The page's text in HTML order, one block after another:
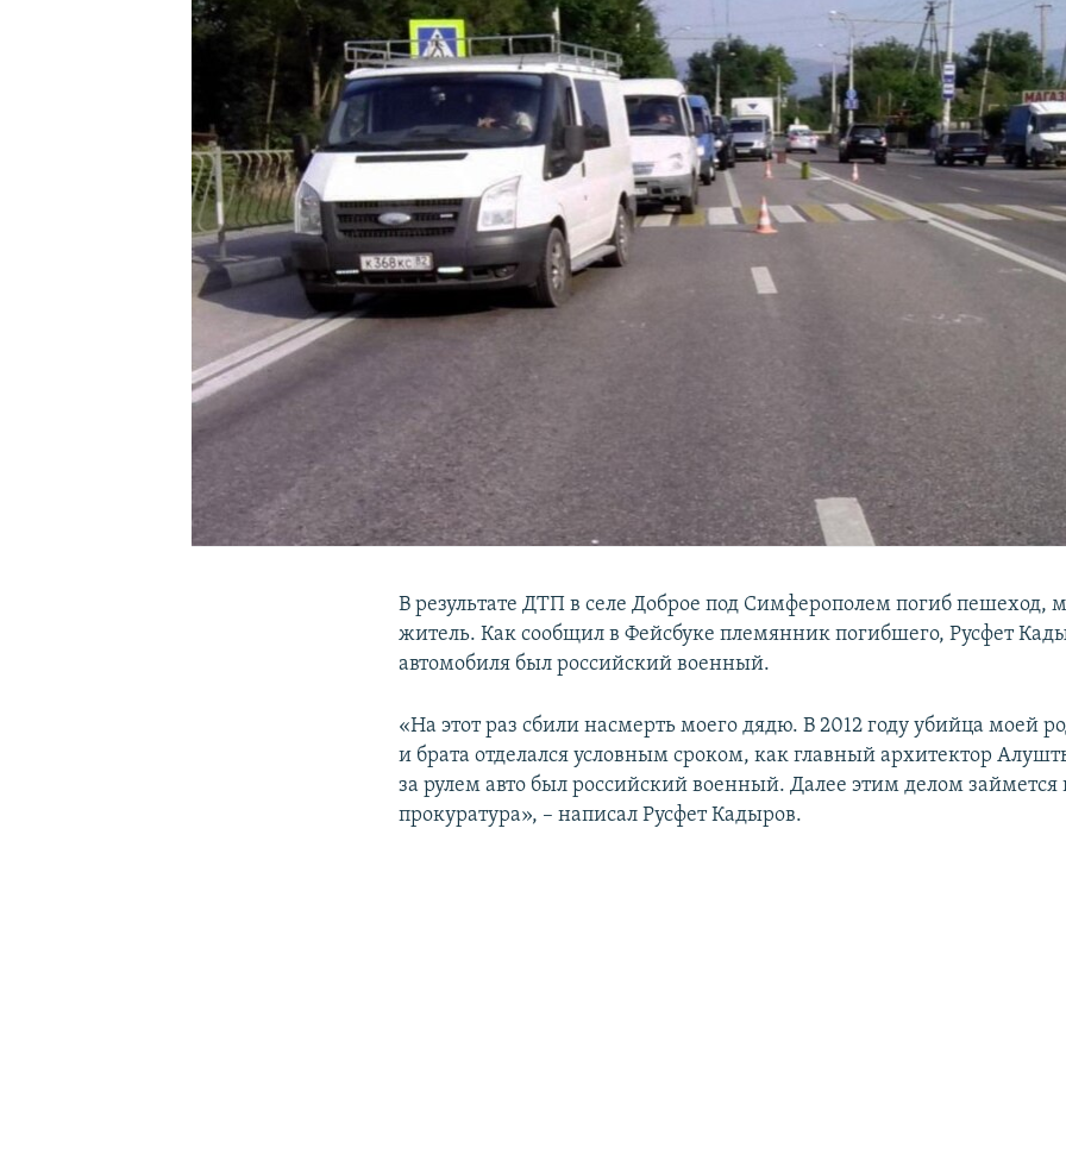
УКРАИНСКАЯ ПРОБЛЕМА КРЫМА
В результате ДТП в селе Доброе под Симферополем погиб пешеход,
житель. Как сообщил в Фейсбуке племянник погибшего, Русфет
автомобиля был российский военный.
«На этот раз сбили насмерть моего дядю. В 2012 году убийца моей
и брата отделался условным сроком, как главный архитектор
за рулем авто был российский военный. Далее этим делом займется
прокуратура», – написал Русфет Кадыров.